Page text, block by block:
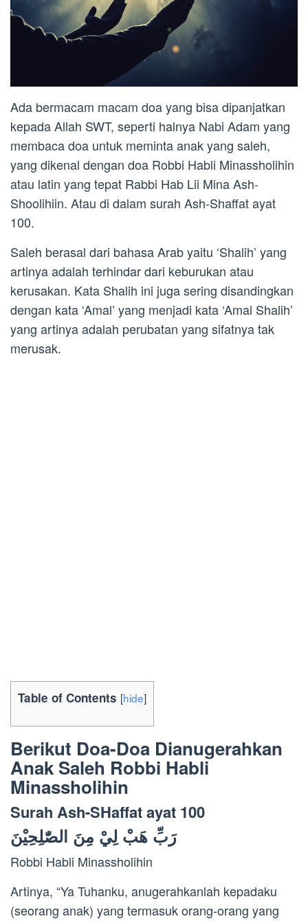
Ada bermacam macam doa yang bisa dipanjatkan
kepada Allah SWT, seperti halnya Nabi Adam yang
membaca doa untuk meminta anak yang saleh,
yang dikenal dengan doa Robbi Habli Minassholihin
atau latin yang tepat Rabbi Hab Lii Mina Ash-
Shoolihiin. Atau di dalam surah Ash-Shaffat ayat
100.
Saleh berasal dari bahasa Arab yaitu ‘Shalih’ yang
artinya adalah terhindar dari keburukan atau
kerusakan. Kata Shalih ini juga sering disandingkan
dengan kata ‘Amal’ yang menjadi kata ‘Amal Shalih’
yang artinya adalah perubatan yang sifatnya tak
merusak.
Table of Contents [hide]
Berikut Doa-Doa Dianugerahkan
Anak Saleh Robbi Habli
Minassholihin
Surah Ash-SHaffat ayat 100
رَبِّ هَبْ لِيْ مِنَ الصّٰلِحِيْنَ
Robbi Habli Minassholihin
Artinya, “Ya Tuhanku, anugerahkanlah kepadaku
(seorang anak) yang termasuk orang-orang yang